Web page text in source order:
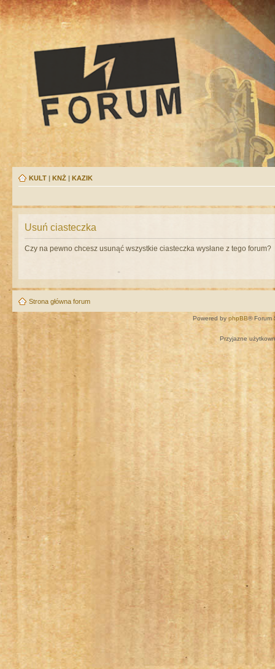
KULT | KNŻ | KAZIK
Usuń ciasteczka
Czy na pewno chcesz usunąć wszystkie ciasteczka wysłane z tego forum?
Strona główna forum
Powered by phpBB® Forum
Przyjazne